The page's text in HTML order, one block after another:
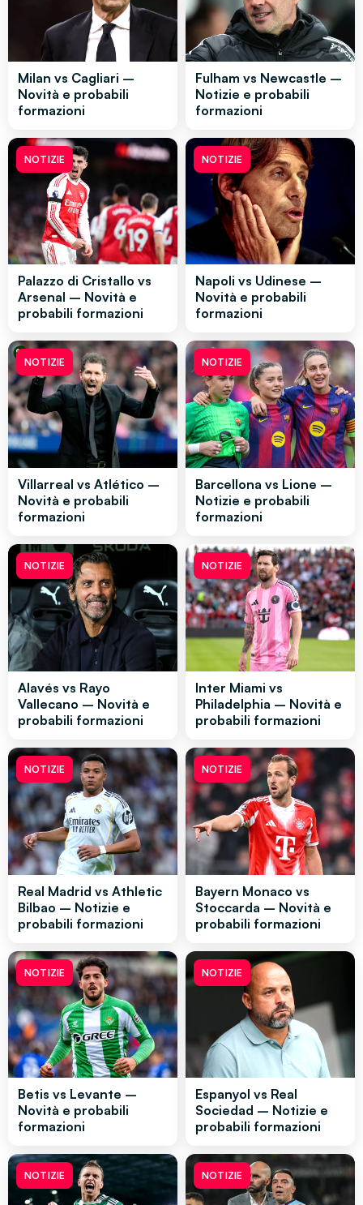
Milan vs Cagliari –
Novità e probabili
formazioni
Fulham vs Newcastle –
Notizie e probabili
formazioni
NOTIZIE
Palazzo di Cristallo vs
Arsenal – Novità e
probabili formazioni
NOTIZIE
Napoli vs Udinese –
Novità e probabili
formazioni
NOTIZIE
Villarreal vs Atlético –
Novità e probabili
formazioni
NOTIZIE
Barcellona vs Lione –
Notizie e probabili
formazioni
NOTIZIE
Alavés vs Rayo
Vallecano – Novità e
probabili formazioni
NOTIZIE
Inter Miami vs
Philadelphia – Novità e
probabili formazioni
NOTIZIE
Real Madrid vs Athletic
Bilbao – Notizie e
probabili formazioni
NOTIZIE
Bayern Monaco vs
Stoccarda – Novità e
probabili formazioni
NOTIZIE
Betis vs Levante –
Novità e probabili
formazioni
NOTIZIE
Espanyol vs Real
Sociedad – Notizie e
probabili formazioni
NOTIZIE NOTIZIE